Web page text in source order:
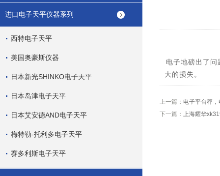
进口电子天平仪器系列
西特电子天平
美国奥豪斯仪器
日本新光SHINKO电子天平
日本岛津电子天平
日本艾安德AND电子天平
梅特勒-托利多电子天平
赛多利斯电子天平
电子地磅出了问
大的损失。
上一篇： 电子平台秤
下一篇： 上海耀华